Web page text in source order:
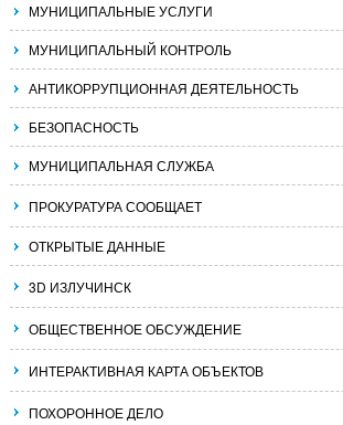
МУНИЦИПАЛЬНЫЕ УСЛУГИ
МУНИЦИПАЛЬНЫЙ КОНТРОЛЬ
АНТИКОРРУПЦИОННАЯ ДЕЯТЕЛЬНОСТЬ
БЕЗОПАСНОСТЬ
МУНИЦИПАЛЬНАЯ СЛУЖБА
ПРОКУРАТУРА СООБЩАЕТ
ОТКРЫТЫЕ ДАННЫЕ
3D ИЗЛУЧИНСК
ОБЩЕСТВЕННОЕ ОБСУЖДЕНИЕ
ИНТЕРАКТИВНАЯ КАРТА ОБЪЕКТОВ
ПОХОРОННОЕ ДЕЛО